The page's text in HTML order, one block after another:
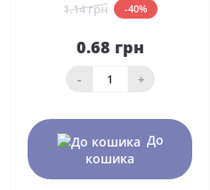
1.14 грн -40%
0.68 грн
- +
До
кошика